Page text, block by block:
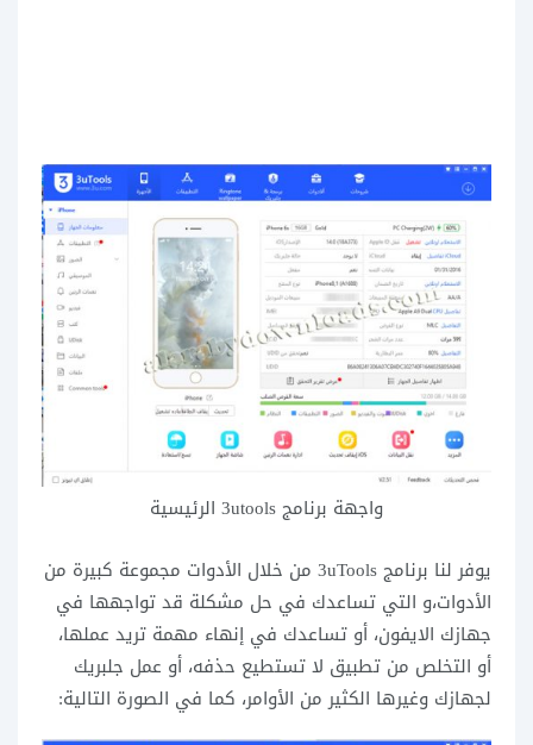
واجهة برنامج 3utools الرئيسية
يوفر لنا برنامج 3uTools من خلال الأدوات مجموعة كبيرة من
الأدوات،و التي تساعدك في حل مشكلة قد تواجهها في
جهازك الايفون، أو تساعدك في إنهاء مهمة تريد عملها،
أو التخلص من تطبيق لا تستطيع حذفه، أو عمل جلبريك
لجهازك وغيرها الكثير من الأوامر، كما في الصورة التالية: